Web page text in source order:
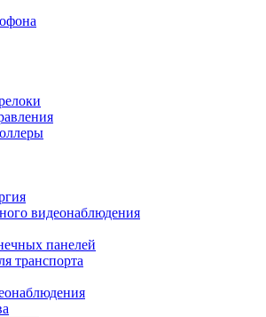
видеонаблюдения
панелей
транспорта